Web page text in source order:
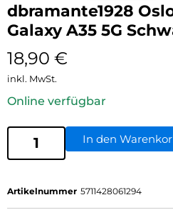
dbramante1928
Galaxy A35 5G
18,90 €
inkl. MwSt.
Online verfügbar
In den
Artikelnummer 5711428061294